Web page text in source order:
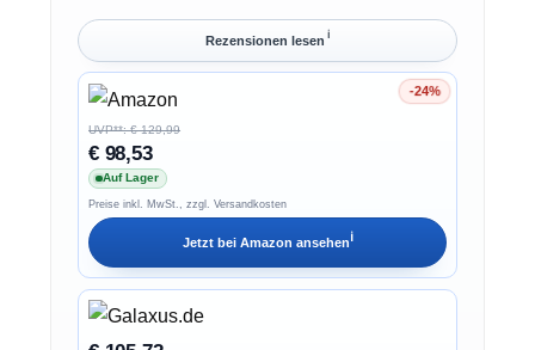
Rezensionen lesen ℹ︎
-24%
Ersparnis 24%
UVP**: € 129,99
€ 98,53
Auf Lager
Preise inkl. MwSt., zzgl. Versandkosten
Jetzt bei Amazon ansehenℹ︎